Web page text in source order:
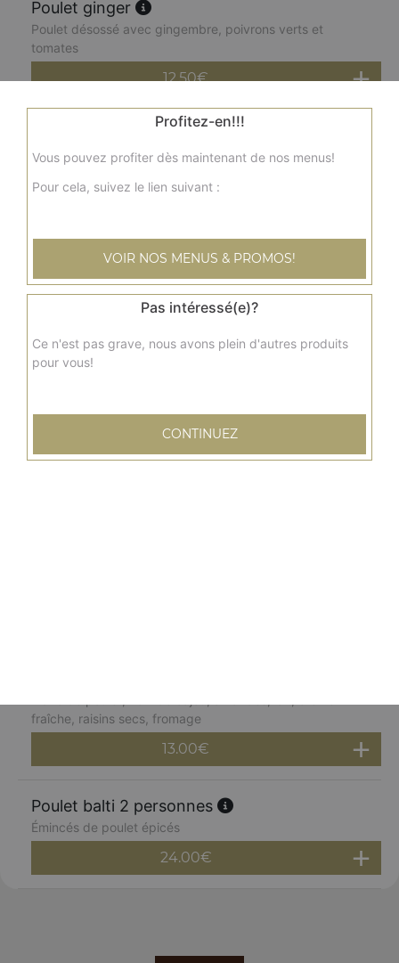
Poulet ginger
Poulet désossé avec gingembre, poivrons verts et
tomates
12.50€
Sauce oignons et poivrons
12.50€
Poulet épinard dal
Poulet désossé aux épinards et aux lentilles
12.50€
Poulet épinards
Poulet désossé aux épinards
Poulet baigan
fraîche, raisins secs, fromage
13.00€
Poulet balti 2 personnes
Émincés de poulet épicés
24.00€
Profitez-en!!!
Vous pouvez profiter dès maintenant de nos menus!
Pour cela, suivez le lien suivant :
VOIR NOS MENUS & PROMOS!
Pas intéressé(e)?
Ce n'est pas grave, nous avons plein d'autres produits
pour vous!
CONTINUEZ